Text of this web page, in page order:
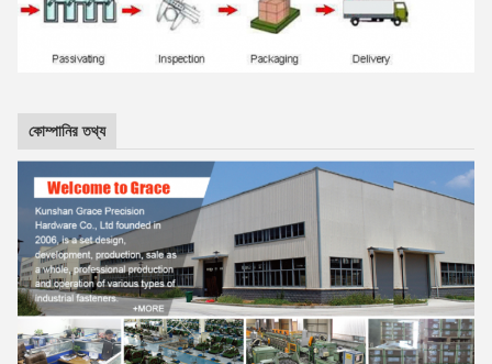
কোম্পানির তথ্য